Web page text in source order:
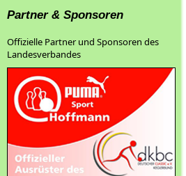
Partner & Sponsoren
Offizielle Partner und Sponsoren des
Landesverbandes